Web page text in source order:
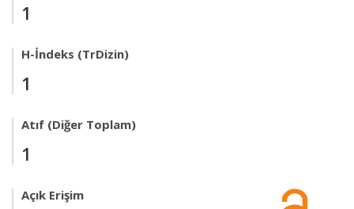
1
H-İndeks (TrDizin)
1
Atıf (Diğer Toplam)
1
Açık Erişim